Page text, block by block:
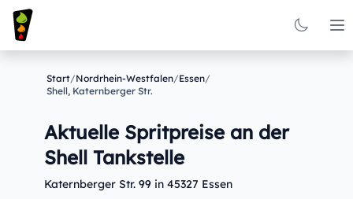
Start/Nordrhein-Westfalen/Essen/
Shell, Katernberger Str.
Aktuelle Spritpreise an der
Shell Tankstelle
Katernberger Str. 99 in 45327 Essen